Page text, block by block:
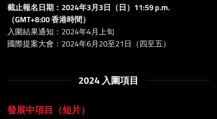
截止報名日期：2024年3月3日（日）11:59 p.m.
（GMT+8:00 香港時間）
入圍結果通知：2024年4月上旬
國際提案大會：2024年6月20至21日（四至五）
2024 入圍項目
發展中項目（短片）